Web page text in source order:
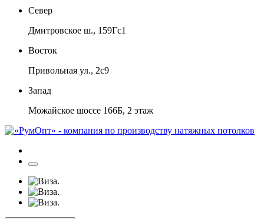
Север
Дмитровское ш., 159Гс1
Восток
Привольная ул., 2с9
Запад
Можайское шоссе 166Б, 2 этаж